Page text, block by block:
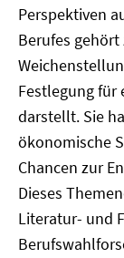
Perspektiven
Berufes
Festlegung für
darstellt. Sie
ökonomische
Chancen zur
Dieses
Literatur- und